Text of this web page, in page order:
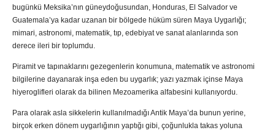
bugünkü Meksika’nın güneydoğusundan, Honduras, El Salvador ve
Guatemala’ya kadar uzanan bir bölgede hüküm süren Maya Uygarlığı;
mimari, astronomi, matematik, tıp, edebiyat ve sanat alanlarında son
derece ileri bir toplumdu.
Piramit ve tapınaklarını gezegenlerin konumuna, matematik ve astronomi
bilgilerine dayanarak inşa eden bu uygarlık; yazı yazmak içinse Maya
hiyeroglifleri olarak da bilinen Mezoamerika alfabesini kullanıyordu.
Para olarak asla sikkelerin kullanılmadığı Antik Maya’da bunun yerine,
birçok erken dönem uygarlığının yaptığı gibi, çoğunlukla takas yoluna